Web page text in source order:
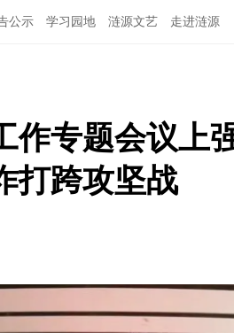
公示 学习园地 涟源文艺 走进涟源
作专题会议上
打跨攻坚战